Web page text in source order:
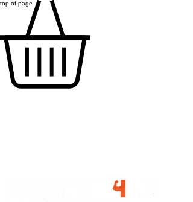
top of page